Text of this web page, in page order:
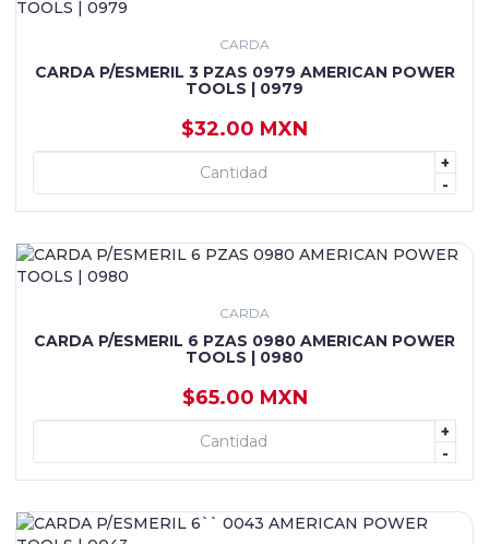
CARDA
CARDA P/ESMERIL 3 PZAS 0979 AMERICAN POWER
TOOLS | 0979
$32.00 MXN
+
-
+ AGREGAR
CARDA
CARDA P/ESMERIL 6 PZAS 0980 AMERICAN POWER
TOOLS | 0980
$65.00 MXN
+
-
+ AGREGAR